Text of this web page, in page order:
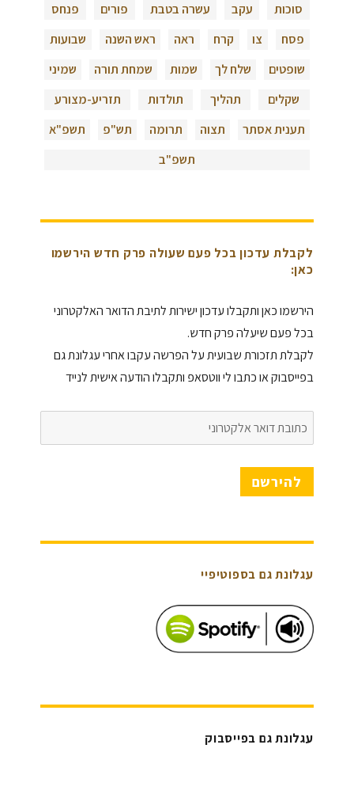
סוכות
עקב עשרה בטבת פורים
פנחס
פסח
צו קרח ראה ראש השנה
שבועות
שופטים
שלח לך שמות שמחת תורה
שמיני
שקלים
תהליך תולדות
תזריע-מצורע
תענית אסתר
תצוה תרומה תש"פ
תשפ"א
תשפ"ב
לקבלת עדכון בכל פעם שעולה פרק חדש הירשמו
כאן:
הירשמו כאן ותקבלו עדכון ישירות לתיבת הדואר האלקטרוני
בכל פעם שיעלה פרק חדש.
לקבלת תזכורת שבועית על הפרשה עקבו אחרי עגלונת גם
בפייסבוק או כתבו לי ווטסאפ ותקבלו הודעה אישית לנייד
דואר
אלקטרוני
להירשם
עגלונת גם בספוטיפיי
עגלונת גם בפייסבוק